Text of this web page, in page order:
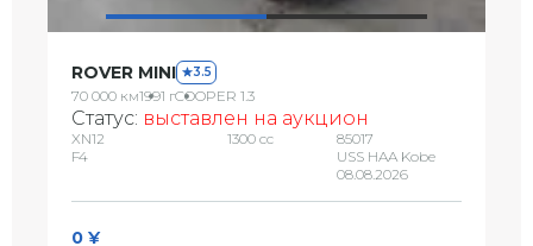
ROVER MINI 3.5
70 000 км1991 гCOOPER 1.3
Статус: выставлен на аукцион
XN12
F4
1300 сс
85017
USS HAA Kobe
08.08.2026
0 ¥